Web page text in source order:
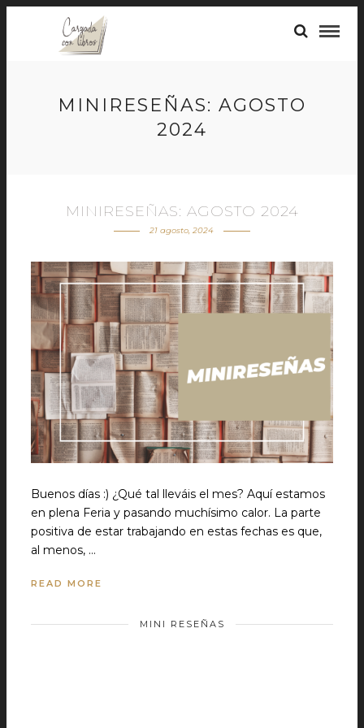
MINIRESEÑAS: AGOSTO
2024
MINIRESEÑAS: AGOSTO 2024
21 agosto, 2024
Buenos días :) ¿Qué tal lleváis el mes? Aquí estamos
en plena Feria y pasando muchísimo calor. La parte
positiva de estar trabajando en estas fechas es que,
al menos, …
READ MORE
MINI RESEÑAS